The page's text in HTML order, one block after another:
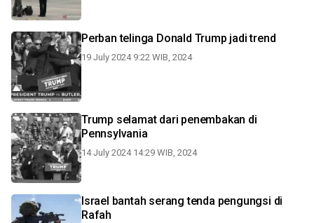
Perban telinga Donald Trump jadi trend
19 July 2024 9:22 WIB, 2024
Trump selamat dari penembakan di
Pennsylvania
14 July 2024 14:29 WIB, 2024
Israel bantah serang tenda pengungsi di
Rafah